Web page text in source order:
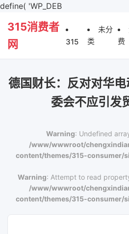
define( 'WP_DEB
315消费者
网
315
未分
类 费
德国财长：反对对华
委会不应引发
Warning: Undefined
/www/wwwroot/
content/themes/315-consumer/
Warning: Attempt to read
/www/wwwroot/
content/themes/315-consumer/